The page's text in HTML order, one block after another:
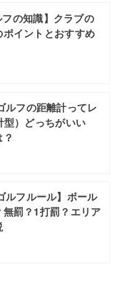
フの知識】クラブの
イントとおすすめ
ルフの距離計ってレ
型）どっちがいい
ルフルール】ボール
罰？1打罰？エリア